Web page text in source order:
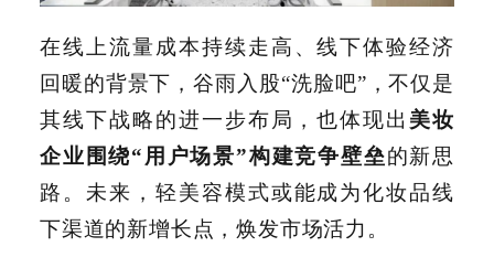
在线上流量成本持续走高、线下体验经济
回暖的背景下，谷雨入股“洗脸吧”，不仅是
其线下战略的进一步布局，也体现出 美妆
企业围绕“用户场景”构建竞争壁垒的新思
路。未来，轻美容模式或能成为化妆品线
下渠道的新增长点，焕发市场活力。